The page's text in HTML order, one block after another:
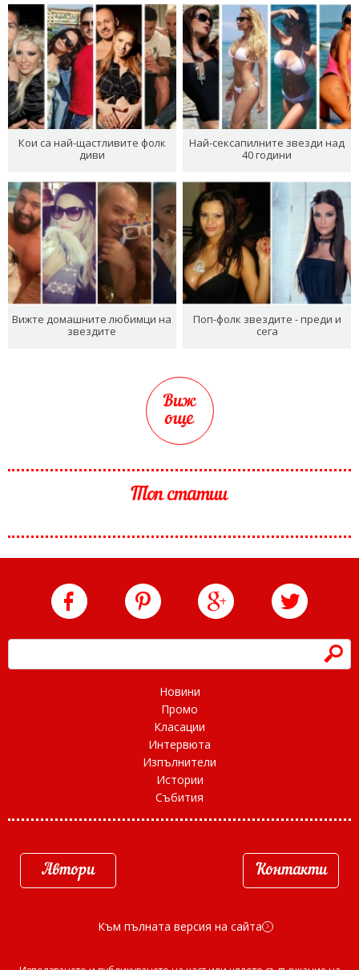
Кои са най-щастливите фолк
диви
Най-сексапилните звезди над
40 години
Вижте домашните любимци на
звездите
Поп-фолк звездите - преди и
сега
Виж
още
Топ статии
h
Новини
Промо
Класации
Интервюта
Изпълнители
Истории
Събития
Автори Контакти
Към пълната версия на сайта d